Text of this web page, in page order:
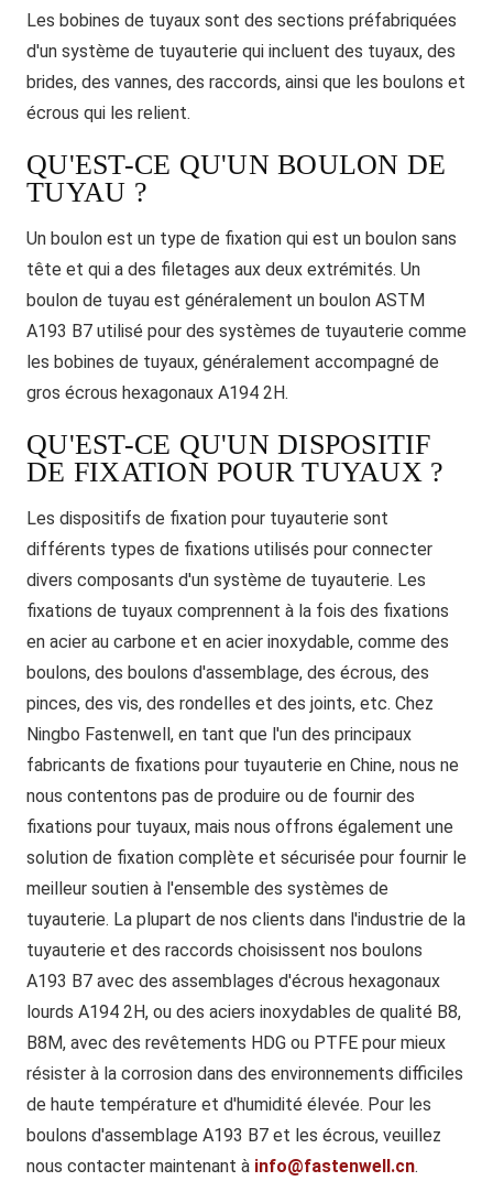
Les bobines de tuyaux sont des sections préfabriquées
d'un système de tuyauterie qui incluent des tuyaux, des
brides, des vannes, des raccords, ainsi que les boulons et
écrous qui les relient.
QU'EST-CE QU'UN BOULON DE
TUYAU ?
Un boulon est un type de fixation qui est un boulon sans
tête et qui a des filetages aux deux extrémités. Un
boulon de tuyau est généralement un boulon ASTM
A193 B7 utilisé pour des systèmes de tuyauterie comme
les bobines de tuyaux, généralement accompagné de
gros écrous hexagonaux A194 2H.
QU'EST-CE QU'UN DISPOSITIF
DE FIXATION POUR TUYAUX ?
Les dispositifs de fixation pour tuyauterie sont
différents types de fixations utilisés pour connecter
divers composants d'un système de tuyauterie. Les
fixations de tuyaux comprennent à la fois des fixations
en acier au carbone et en acier inoxydable, comme des
boulons, des boulons d'assemblage, des écrous, des
pinces, des vis, des rondelles et des joints, etc. Chez
Ningbo Fastenwell, en tant que l'un des principaux
fabricants de fixations pour tuyauterie en Chine, nous ne
nous contentons pas de produire ou de fournir des
fixations pour tuyaux, mais nous offrons également une
solution de fixation complète et sécurisée pour fournir le
meilleur soutien à l'ensemble des systèmes de
tuyauterie. La plupart de nos clients dans l'industrie de la
tuyauterie et des raccords choisissent nos boulons
A193 B7 avec des assemblages d'écrous hexagonaux
lourds A194 2H, ou des aciers inoxydables de qualité B8,
B8M, avec des revêtements HDG ou PTFE pour mieux
résister à la corrosion dans des environnements difficiles
de haute température et d'humidité élevée. Pour les
boulons d'assemblage A193 B7 et les écrous, veuillez
nous contacter maintenant à info@fastenwell.cn.